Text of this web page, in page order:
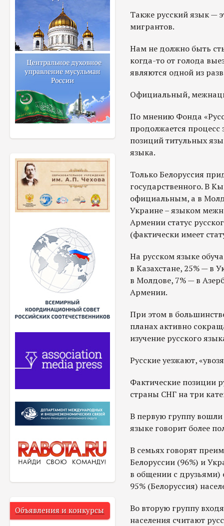
Объявления и конкурсы
Также русский язык —
мигрантов.
Нам не должно быть
когда-то от голода
являются одной из
Официальный,
По мнению Фонда
продолжается
позиций титульных
языка.
Только Белоруссия
государственного. В
официальным, а в
Украине – языком
Армении статус
(фактически имеет
На русском языке
в Казахстане, 25% — в
в Молдове, 7% — в
Армении.
При этом в
планах активно
изучение русского
Русские уезжают,
Фактические позиции
страны СНГ на три
В первую группу
языке говорит более
В семьях говорят
Белоруссии (96%) и
в общении с друзьями)
95% (Белоруссия)
Во вторую группу
населения считают